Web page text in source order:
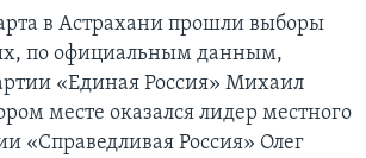
в Астрахани прошли выборы
по официальным данным,
«Единая Россия» Михаил
месте оказался лидер местного
«Справедливая Россия» Олег